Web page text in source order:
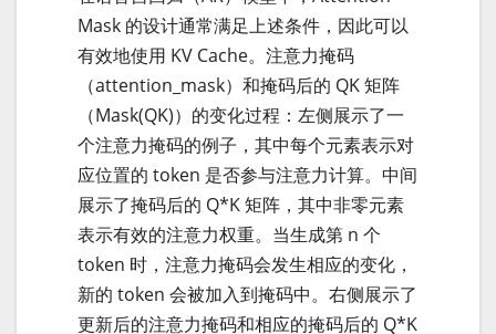
Mask 的设计通常满足上述条件，因此可以
有效地使用 KV Cache。注意力掩码
（attention_mask）和掩码后的 QK 矩阵
（Mask(QK)）的变化过程：左侧展示了一
个注意力掩码的例子，其中每个元素表示对
应位置的 token 是否参与注意力计算。中间
展示了掩码后的 Q*K 矩阵，其中非零元素
表示有效的注意力权重。当生成第 n 个
token 时，注意力掩码会发生相应的变化，
新的 token 会被加入到掩码中。右侧展示了
更新后的注意力掩码和相应的掩码后的 Q*K